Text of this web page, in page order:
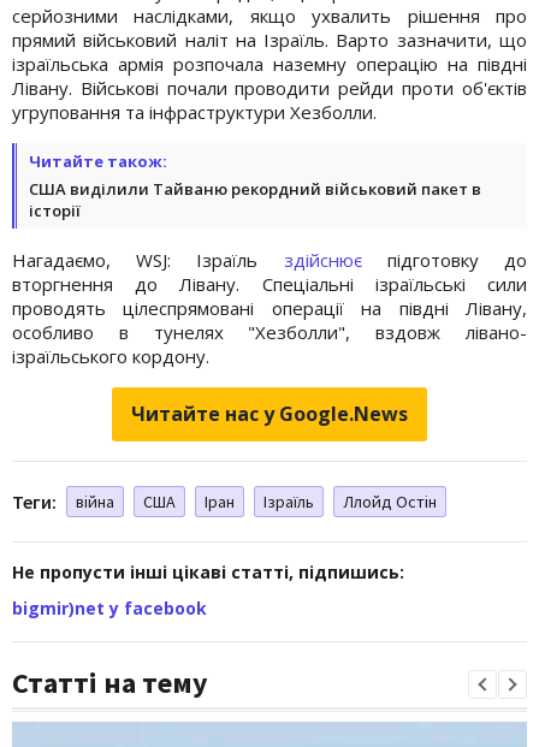
серйозними наслідками, якщо ухвалить рішення про
прямий військовий наліт на Ізраїль. Варто зазначити, що
ізраїльська армія розпочала наземну операцію на півдні
Лівану. Військові почали проводити рейди проти об'єктів
угруповання та інфраструктури Хезболли.
Читайте також:
США виділили Тайваню рекордний військовий пакет в
історії
Нагадаємо, WSJ: Ізраїль здійснюєпідготовку до
вторгнення до Лівану. Спеціальні ізраїльські сили
проводять цілеспрямовані операції на півдні Лівану,
особливо в тунелях "Хезболли", вздовж лівано-
ізраїльського кордону.
Читайте нас у Google.News
Теги: війна США Іран Ізраїль Ллойд Остін
Не пропусти інші цікаві статті, підпишись:
bigmir)net у facebook
Статті на тему